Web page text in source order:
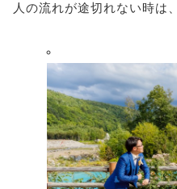
人の流れが途切れない時は